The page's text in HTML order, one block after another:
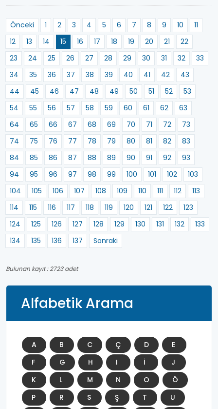
Önceki 1 2 3 4 5 6 7 8 9 10
11
12
13 14 15 16 17 18 19 20 21
22
23
24 25 26 27 28 29 30 31 32
33
34
35 36 37 38 39 40 41 42
43
44
45 46 47 48 49 50 51 52
53
54
55 56 57 58 59 60 61 62
63
64
65 66 67 68 69 70 71 72
73
74
75 76 77 78 79 80 81 82
83
84
85 86 87 88 89 90 91 92
93
94
95 96 97 98 99 100 101 102
103
104
105 106 107 108 109 110 111 112
113
114
115 116 117 118 119 120 121 122
123
124
125 126 127 128 129 130 131 132
133
134
135 136 137 Sonraki
Bulunan kayıt : 2723 adet
Alfabetik Arama
A B C Ç D
E
F
G H I İ
J
K
L M N O
Ö
P
R S Ş T
U